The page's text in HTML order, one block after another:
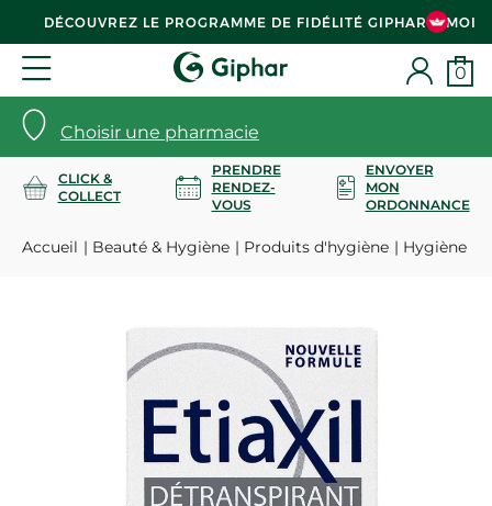
DÉCOUVREZ LE PROGRAMME DE FIDÉLITÉ GIPHAR & MOI
Choisir une pharmacie
0
CLICK &
COLLECT
PRENDRE
RENDEZ-
VOUS
ENVOYER
MON
ORDONNANCE
Accueil Beauté & Hygiène Produits d'hygiène Hygiène